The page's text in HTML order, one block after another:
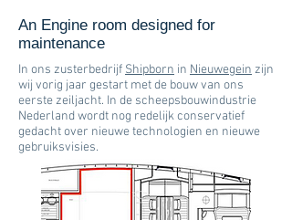
An Engine room designed for
maintenance
In ons zusterbedrijf Shipborn in Nieuwegein zijn
wij vorig jaar gestart met de bouw van ons
eerste zeiljacht. In de scheepsbouwindustrie
Nederland wordt nog redelijk conservatief
gedacht over nieuwe technologien en nieuwe
gebruiksvisies.